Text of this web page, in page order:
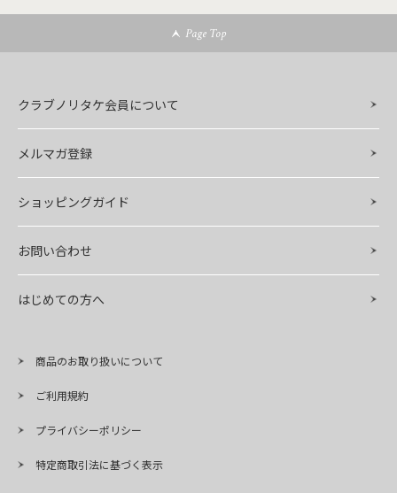
Page Top
クラブノリタケ会員について
メルマガ登録
ショッピングガイド
お問い合わせ
はじめての方へ
商品のお取り扱いについて
ご利用規約
プライバシーポリシー
特定商取引法に基づく表示